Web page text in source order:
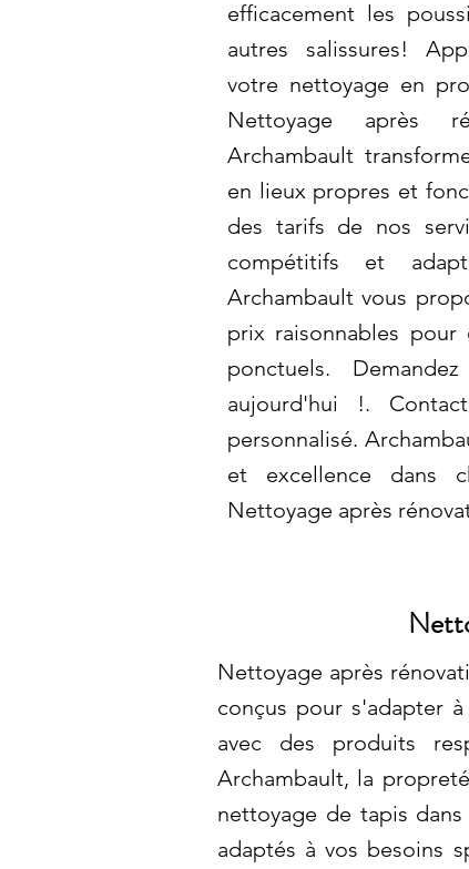
efficacement les
autres salissures!
votre nettoyage en
Nettoyage après
Archambault
en lieux propres et
des tarifs de nos
compétitifs et
Archambault vous
prix raisonnables pour
ponctuels.
aujourd'hui !.
personnalisé.
et excellence dans
Nettoyage après
Nettoyage après
conçus pour s'adapter
avec des produits
Archambault, la
nettoyage de tapis
adaptés à vos besoins